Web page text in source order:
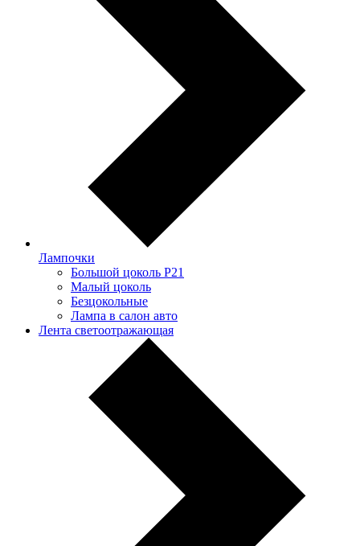
Лампочки
Большой цоколь P21
Малый цоколь
Безцокольные
Лампа в салон авто
Лента светоотражающая